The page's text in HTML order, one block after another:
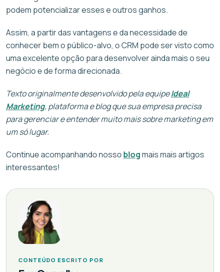
podem potencializar esses e outros ganhos.
Assim, a partir das vantagens e da necessidade de
conhecer bem o público-alvo, o CRM pode ser visto como
uma excelente opção para desenvolver ainda mais o seu
negócio e de forma direcionada.
Texto originalmente desenvolvido pela equipeIdeal
Marketing, plataforma e blog que sua empresa precisa
para gerenciar e entender muito mais sobre marketing em
um só lugar.
Continue acompanhando nosso blogmais mais artigos
interessantes!
CONTEÚDO ESCRITO POR